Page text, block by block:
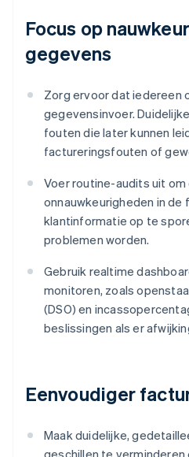
Focus op
gegevens
Zorg ervoor dat iedereen
gegevensinvoer.
fouten die later kunnen
factureringsfouten of
Voer routine-audits uit
onnauwkeurigheden in de
klantinformatie op te
problemen worden.
Gebruik realtime
monitoren, zoals
(DSO) en
beslissingen als er
Eenvoudiger
Maak duidelijke,